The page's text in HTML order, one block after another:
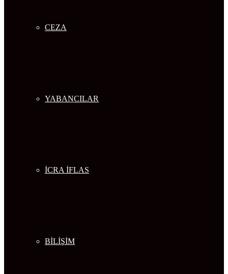
CEZA
YABANCILAR
İCRA İFLAS
BİLİŞİM